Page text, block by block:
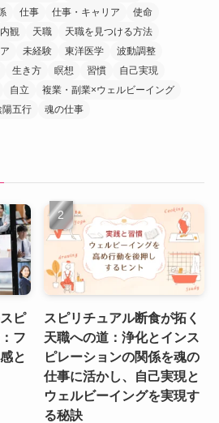
仕事 仕事・キャリア
使命
内観 天職
天職を見つける方法
未経験 東洋医学
波動調整
生き方 瞑想 習慣
自己実現
自立
複業・副業×ウェルビーイング
陽五行 魂の仕事
ピ
フ
と
スピリチュアル断食が拓く
天職への道：浄化とインス
ピレーションの関係を魂の
仕事に活かし、自己実現と
ウェルビーイングを実現す
る秘訣